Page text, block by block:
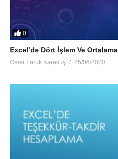
0
Excel’de Dört İşlem Ve Ortalama
Ömer Faruk Karakuş 25/06/2020